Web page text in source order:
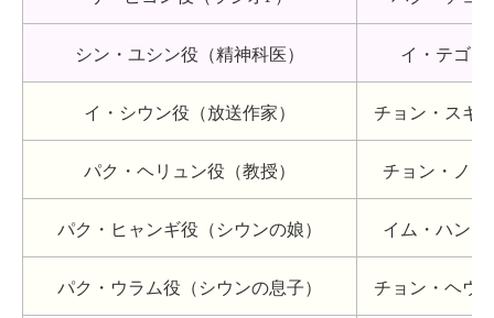
シン・ユシン役（精神科医） イ・テゴン
イ・シウン役（放送作家） チョン・スギ
パク・ヘリュン役（教授） チョン・ノミ
パク・ヒャンギ役（シウンの娘） イム・ハンビ
パク・ウラム役（シウンの息子） チョン・ヘウ